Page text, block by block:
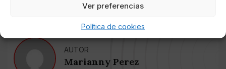
Ver preferencias
Política de cookies
AUTOR
Marianny Perez